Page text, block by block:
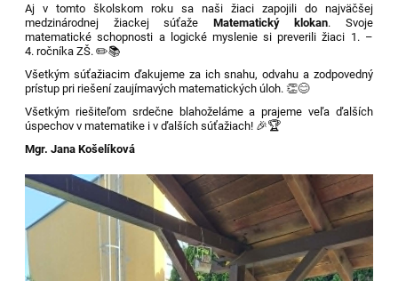
Aj v tomto školskom roku sa naši žiaci zapojili do najväčšej
medzinárodnej žiackej súťaže Matematický klokan. Svoje
matematické schopnosti a logické myslenie si preverili žiaci 1. –
4. ročníka ZŠ. ✏️📚
Všetkým súťažiacim ďakujeme za ich snahu, odvahu a zodpovedný
prístup pri riešení zaujímavých matematických úloh. 👏😊
Všetkým riešiteľom srdečne blahoželáme a prajeme veľa ďalších
úspechov v matematike i v ďalších súťažiach! 🎉🏆
Mgr. Jana Košelíková